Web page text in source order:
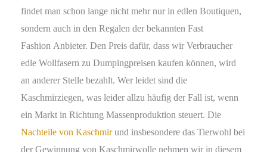
findet man schon lange nicht mehr nur in edlen Boutiquen,
sondern auch in den Regalen der bekannten Fast
Fashion Anbieter. Den Preis dafür, dass wir Verbraucher
edle Wollfasern zu Dumpingpreisen kaufen können, wird
an anderer Stelle bezahlt. Wer leidet sind die
Kaschmirziegen, was leider allzu häufig der Fall ist, wenn
ein Markt in Richtung Massenproduktion steuert. Die
Nachteile von Kaschmirund insbesondere das Tierwohl bei
der Gewinnung von Kaschmirwolle nehmen wir in diesem